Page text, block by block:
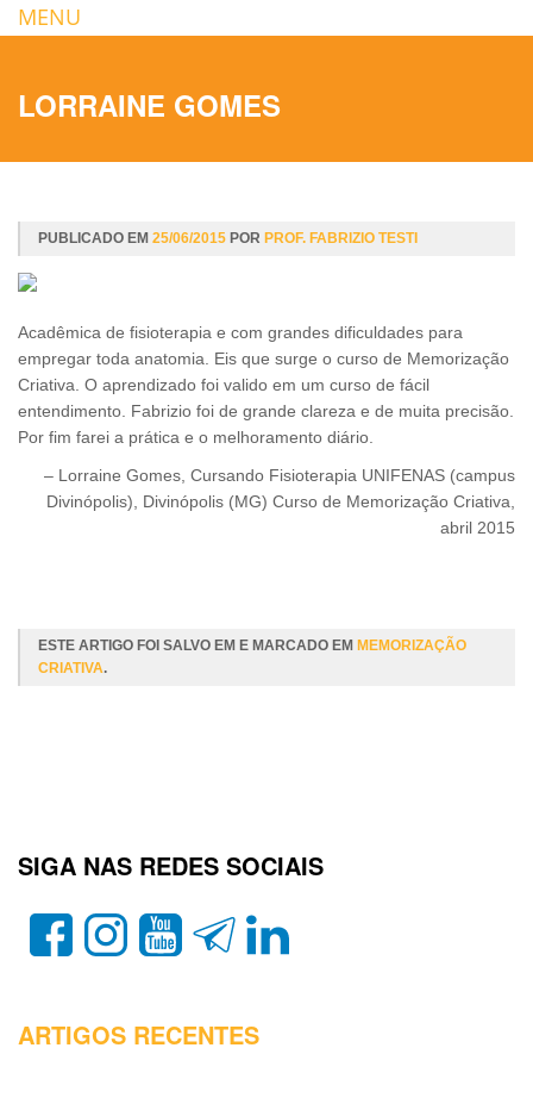
MENU
LORRAINE GOMES
PUBLICADO EM 25/06/2015 POR PROF. FABRIZIO TESTI
Acadêmica de fisioterapia e com grandes dificuldades para
empregar toda anatomia. Eis que surge o curso de Memorização
Criativa. O aprendizado foi valido em um curso de fácil
entendimento. Fabrizio foi de grande clareza e de muita precisão.
Por fim farei a prática e o melhoramento diário.
Lorraine Gomes Cursando Fisioterapia UNIFENAS (campus
Divinópolis)
Divinópolis (MG) Curso de Memorização Criativa,
abril 2015
ESTE ARTIGO FOI SALVO EM E MARCADO EM MEMORIZAÇÃO
CRIATIVA.
SIGA NAS REDES SOCIAIS
ARTIGOS RECENTES